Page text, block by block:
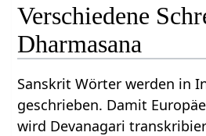
Verschiedene
Dharmasana
Sanskrit Wörter werden in
geschrieben. Damit
wird Devanagari